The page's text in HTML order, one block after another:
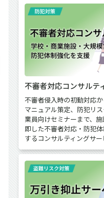
不審者対応コンサルテ
不審者侵入時の初動対応
マニュアル策定、防犯リ
業員向けセミナーまで、
即した不審者対応・防犯
するコンサルティングサー